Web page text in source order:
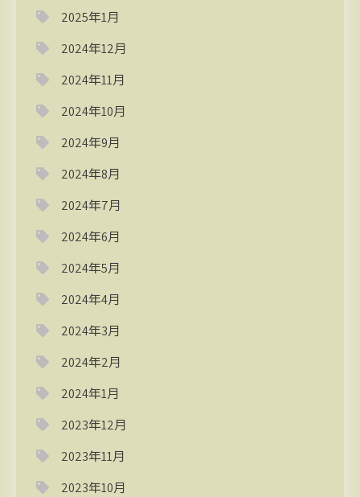
2025年1月
2024年12月
2024年11月
2024年10月
2024年9月
2024年8月
2024年7月
2024年6月
2024年5月
2024年4月
2024年3月
2024年2月
2024年1月
2023年12月
2023年11月
2023年10月